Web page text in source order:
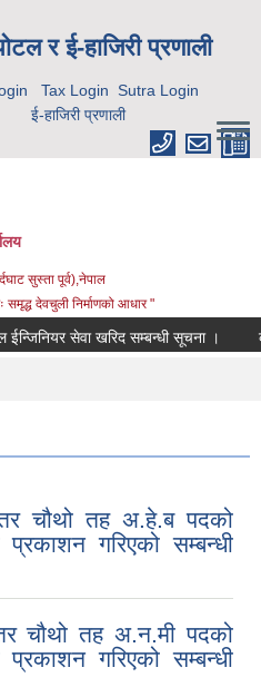
र ई-हाजिरी प्रणाली
Tax Login Sutra Login
ई-हाजिरी प्रणाली
सुस्ता पूर्व),नेपाल
समृद्ध देवचुली निर्माणको आधार "
सेवा खरिद सम्बन्धी सूचना ।
चौथो तह अ.हे.ब पदको
प्रकाशन गरिएको सम्बन्धी
चौथो तह अ.न.मी पदको
प्रकाशन गरिएको सम्बन्धी